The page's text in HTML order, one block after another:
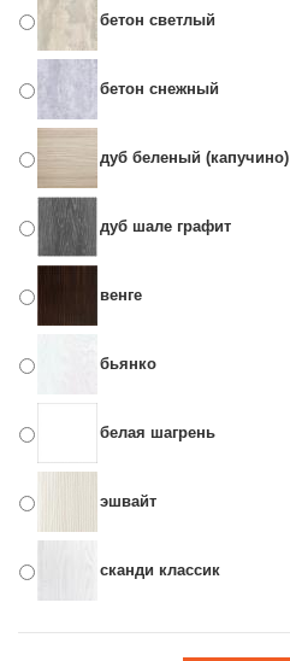
бетон светлый
бетон снежный
дуб беленый (капучино)
дуб шале графит
венге
бьянко
белая шагрень
эшвайт
сканди классик